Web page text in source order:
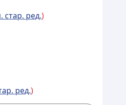
стар. ред.)
ред.)